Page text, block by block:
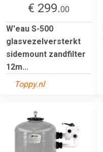
€ 299.00
W'eau S-500
glasvezelversterkt
sidemount zandfilter
12m...
Toppy.nl